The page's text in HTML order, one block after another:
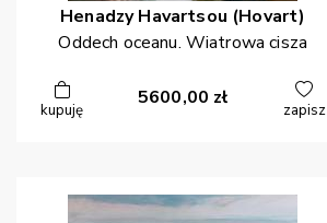
Henadzy Havartsou (Hovart)
Oddech oceanu. Wiatrowa cisza
kupuję
5600,00 zł
zapisz